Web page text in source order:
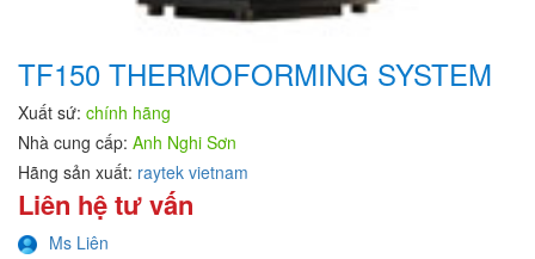
TF150 THERMOFORMING SYSTEM
Xuất sứ: chính hãng
Nhà cung cấp: Anh Nghi Sơn
Hãng sản xuất: raytek vietnam
Liên hệ tư vấn
Ms Liên